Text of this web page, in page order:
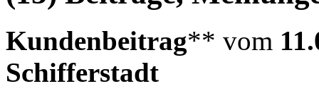
Kundenbeitrag** vom
Schifferstadt